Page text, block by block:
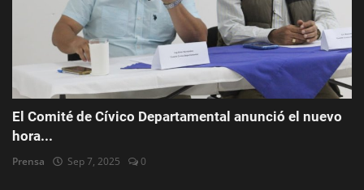
El Comité de Cívico Departamental anunció el nuevo
hora...
Prensa Sep 7, 2025 0